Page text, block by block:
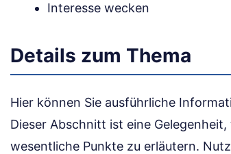
Interesse wecken
Details zum Thema
Hier können Sie ausführliche
Dieser Abschnitt ist eine
wesentliche Punkte zu erläutern.